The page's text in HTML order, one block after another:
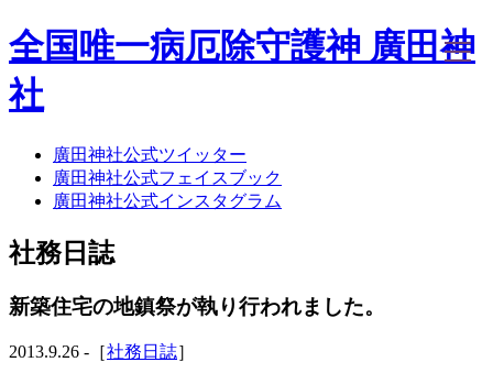
全国唯一病厄除守護神 廣田神
社
ホーム
社務日誌
お知らせ
年間祭事のご案内
お願いごと
神前結婚式
ご相談
廣田神社公式ツイッター
廣田神社公式フェイスブック
廣田神社公式インスタグラム
社務日誌
新築住宅の地鎮祭が執り行われました。
2013.9.26 -［社務日誌］